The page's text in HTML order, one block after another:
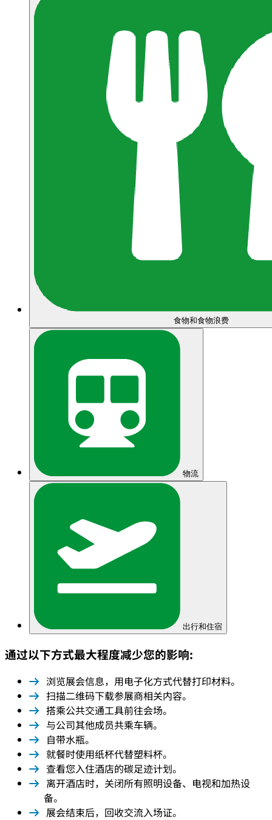
食物和食物浪费
物流
出行和住宿
通过以下方式最大程度减少您的影响:
浏览展会信息，用电子化方式代替打印材料。
扫描二维码下载参展商相关内容。
搭乘公共交通工具前往会场。
与公司其他成员共乘车辆。
自带水瓶。
就餐时使用纸杯代替塑料杯。
查看您入住酒店的碳足迹计划。
离开酒店时，关闭所有照明设备、电视和加热设
备。
展会结束后，回收交流入场证。